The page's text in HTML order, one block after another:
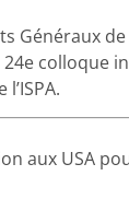
Généraux
24e
aux USA